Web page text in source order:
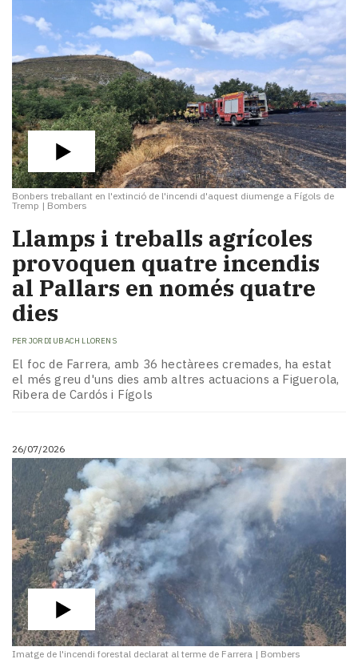
Bonbers treballant en l'extinció de l'incendi d'aquest diumenge a Fígols de
Tremp | Bombers
Llamps i treballs agrícoles
provoquen quatre incendis
al Pallars en només quatre
dies
PER JORDI UBACH LLORENS
El foc de Farrera, amb 36 hectàrees cremades, ha estat
el més greu d'uns dies amb altres actuacions a Figuerola,
Ribera de Cardós i Fígols
26/07/2026
Imatge de l'incendi forestal declarat al terme de Farrera | Bombers